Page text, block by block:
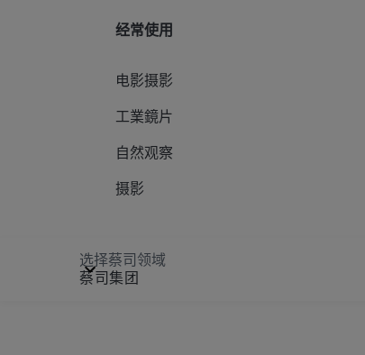
经常使用
电影摄影
工業鏡片
自然观察
摄影
选择蔡司领域
蔡司集团